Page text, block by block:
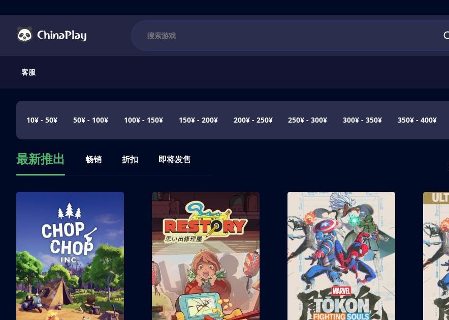
客服
10¥ - 50¥ 50¥ - 100¥ 100¥ - 150¥ 150¥ - 200¥ 200¥ - 250¥ 250¥ - 300¥ 300¥ - 350¥ 350¥ - 400¥
最新推出 畅销 折扣 即将发售